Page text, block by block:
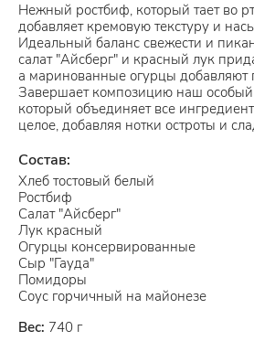
Нежный ростбиф, который тает во
добавляет кремовую текстуру и
Идеальный баланс свежести и
салат "Айсберг" и красный лук
а маринованные огурцы добавляют
Завершает композицию наш особый
который объединяет все
целое, добавляя нотки остроты и
Состав:
Хлеб тостовый белый
Ростбиф
Салат "Айсберг"
Лук красный
Огурцы консервированные
Сыр "Гауда"
Помидоры
Соус горчичный на майонезе
Вес: 740 г